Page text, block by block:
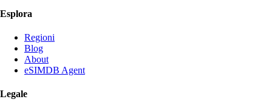
Esplora
Regioni
Blog
About
eSIMDB Agent
Legale